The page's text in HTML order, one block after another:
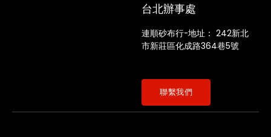
台北辦事處
連順砂布行-地址： 242新北
市新莊區化成路364巷5號
聯繫我們